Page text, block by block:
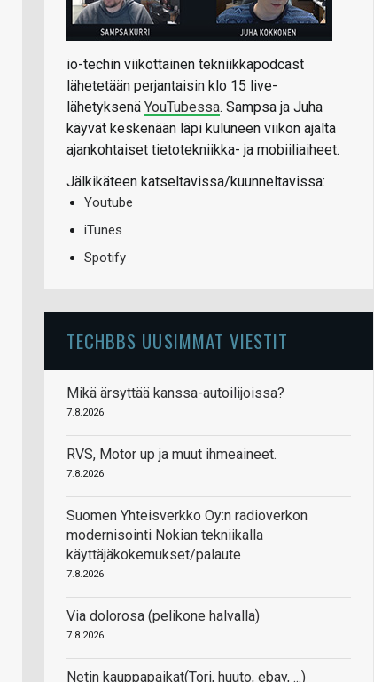
io-techin viikottainen tekniikkapodcast
lähetetään perjantaisin klo 15 live-
lähetyksenä YouTubessa. Sampsa ja Juha
käyvät keskenään läpi kuluneen viikon ajalta
ajankohtaiset tietotekniikka- ja mobiiliaiheet.
Jälkikäteen katseltavissa/kuunneltavissa:
Youtube
iTunes
Spotify
TECHBBS UUSIMMAT VIESTIT
Mikä ärsyttää kanssa-autoilijoissa?
7.8.2026
RVS, Motor up ja muut ihmeaineet.
7.8.2026
Suomen Yhteisverkko Oy:n radioverkon
modernisointi Nokian tekniikalla
käyttäjäkokemukset/palaute
7.8.2026
Via dolorosa (pelikone halvalla)
7.8.2026
Netin kauppapaikat(Tori, huuto, ebay, ...)